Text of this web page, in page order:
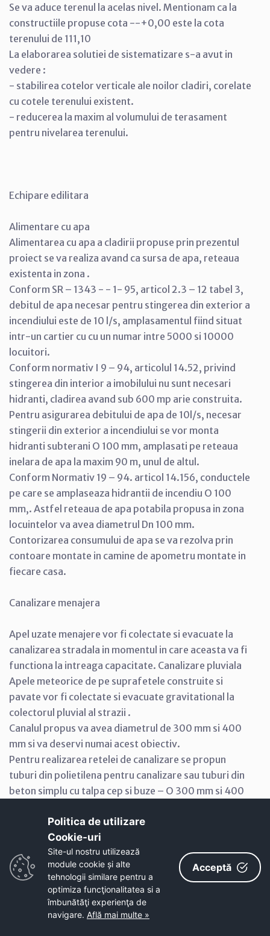
Se va aduce terenul la acelas nivel. Mentionam ca la
constructiile propuse cota --+0,00 este la cota
terenului de 111,10
La elaborarea solutiei de sistematizare s-a avut in
vedere :
- stabilirea cotelor verticale ale noilor cladiri, corelate
cu cotele terenului existent.
- reducerea la maxim al volumului de terasament
pentru nivelarea terenului.
Echipare edilitara
Alimentare cu apa
Alimentarea cu apa a cladirii propuse prin prezentul
proiect se va realiza avand ca sursa de apa, reteaua
existenta in zona .
Conform SR – 1343 - - 1- 95, articol 2.3 – 12 tabel 3,
debitul de apa necesar pentru stingerea din exterior a
incendiului este de 10 l/s, amplasamentul fiind situat
intr-un cartier cu cu un numar intre 5000 si 10000
locuitori.
Conform normativ I 9 – 94, articolul 14.52, privind
stingerea din interior a imobilului nu sunt necesari
hidranti, cladirea avand sub 600 mp arie construita.
Pentru asigurarea debitului de apa de 10l/s, necesar
stingerii din exterior a incendiului se vor monta
hidranti subterani O 100 mm, amplasati pe reteaua
inelara de apa la maxim 90 m, unul de altul.
Conform Normativ 19 – 94. articol 14.156, conductele
pe care se amplaseaza hidrantii de incendiu O 100
mm,. Astfel reteaua de apa potabila propusa in zona
locuintelor va avea diametrul Dn 100 mm.
Contorizarea consumului de apa se va rezolva prin
contoare montate in camine de apometru montate in
fiecare casa.
Canalizare menajera
Apel uzate menajere vor fi colectate si evacuate la
canalizarea stradala in momentul in care aceasta va fi
functiona la intreaga capacitate. Canalizare pluviala
Apele meteorice de pe suprafetele construite si
pavate vor fi colectate si evacuate gravitational la
colectorul pluvial al strazii .
Canalul propus va avea diametrul de 300 mm si 400
mm si va deservi numai acest obiectiv.
Pentru realizarea retelei de canalizare se propun
tuburi din polietilena pentru canalizare sau tuburi din
beton simplu cu talpa cep si buze – O 300 mm si 400
2448/83.
Organizarea circulatiei
Drumuri
Politica de utilizare
Cookie-uri‎
Site-ul nostru utilizează
module cookie și alte
tehnologii similare pentru a
optimiza funcţionalitatea si a
îmbunătăţi experienţa de
navigare. Află mai multe »
Acceptă